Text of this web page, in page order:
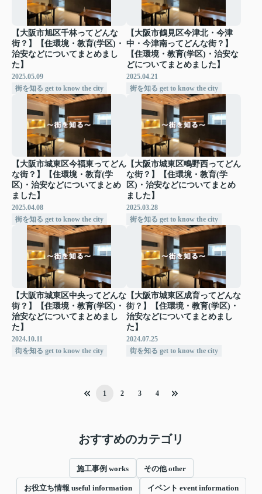
【大阪市旭区千林ってどんな
街？】【住環境・教育(学区)・
治安などについてまとめまし
た】
2025.05.09
街を知る get to know the city
【大阪市鶴見区今津北・今津
中・今津南ってどんな街？】
【住環境・教育(学区)・治安な
どについてまとめました】
2025.04.21
街を知る get to know the city
【大阪市城東区今福東ってどん
な街？】【住環境・教育(学
区)・治安などについてまとめ
ました】
2025.04.08
街を知る get to know the city
【大阪市城東区鴫野西ってどん
な街？】【住環境・教育(学
区)・治安などについてまとめ
ました】
2025.03.28
街を知る get to know the city
【大阪市城東区中央ってどんな
街？】【住環境・教育(学区)・
治安などについてまとめまし
た】
2024.10.11
街を知る get to know the city
【大阪市城東区成育ってどんな
街？】【住環境・教育(学区)・
治安などについてまとめまし
た】
2024.07.25
街を知る get to know the city
1 2 3 4
おすすめのカテゴリ
施工事例 works その他 other
お役立ち情報 useful information イベント event information